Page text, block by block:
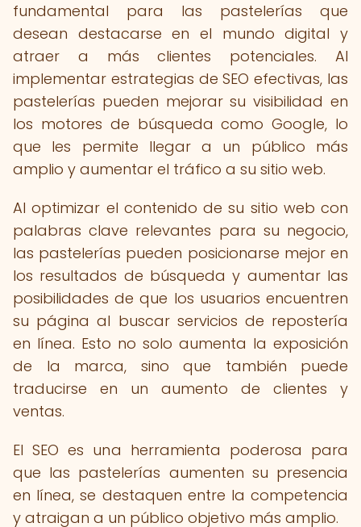
fundamental para las pastelerías que
desean destacarse en el mundo digital y
atraer a más clientes potenciales. Al
implementar estrategias de SEO efectivas, las
pastelerías pueden mejorar su visibilidad en
los motores de búsqueda como Google, lo
que les permite llegar a un público más
amplio y aumentar el tráfico a su sitio web.
Al optimizar el contenido de su sitio web con
palabras clave relevantes para su negocio,
las pastelerías pueden posicionarse mejor en
los resultados de búsqueda y aumentar las
posibilidades de que los usuarios encuentren
su página al buscar servicios de repostería
en línea. Esto no solo aumenta la exposición
de la marca, sino que también puede
traducirse en un aumento de clientes y
ventas.
El SEO es una herramienta poderosa para
que las pastelerías aumenten su presencia
en línea, se destaquen entre la competencia
y atraigan a un público objetivo más amplio.